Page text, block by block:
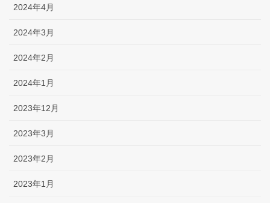
2024年4月
2024年3月
2024年2月
2024年1月
2023年12月
2023年3月
2023年2月
2023年1月